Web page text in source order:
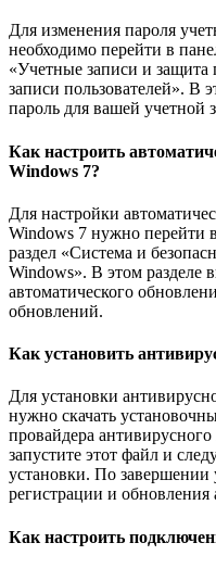
Для изменения пароля
необходимо перейти в
«Учетные записи и защита
записи пользователей». В
пароль для вашей учетной
Как настроить
Windows 7?
Для настройки
Windows 7 нужно перейти
раздел «Система и
Windows». В этом разделе
автоматического
обновлений.
Как установить
Для установки
нужно скачать
провайдера
запустите этот файл и
установки. По завершении
регистрации и
Как настроить